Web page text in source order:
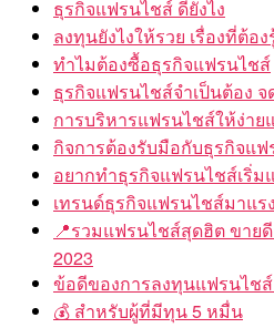
ธุรกิจแฟรนไชส์ ดียังไง
ลงทุนยังไงให้รวย เรื่องที่ต้
ทำไมต้องซื้อธุรกิจแฟรนไชส์
ธุรกิจแฟรนไชส์จำเป็นต้อง
การบริหารแฟรนไชส์ให้ง่าย
กิจการต้องรับมือกับธุรกิจแฟ
อยากทำธุรกิจแฟรนไชส์เริ่ม
เทรนด์ธุรกิจแฟรนไชส์มาแร
📍รวมแฟรนไชส์สุดฮิต ขาย
2023
ข้อดีของการลงทุนแฟรนไช
💰 สำหรับผู้ที่มีทุน 5 หมื่น